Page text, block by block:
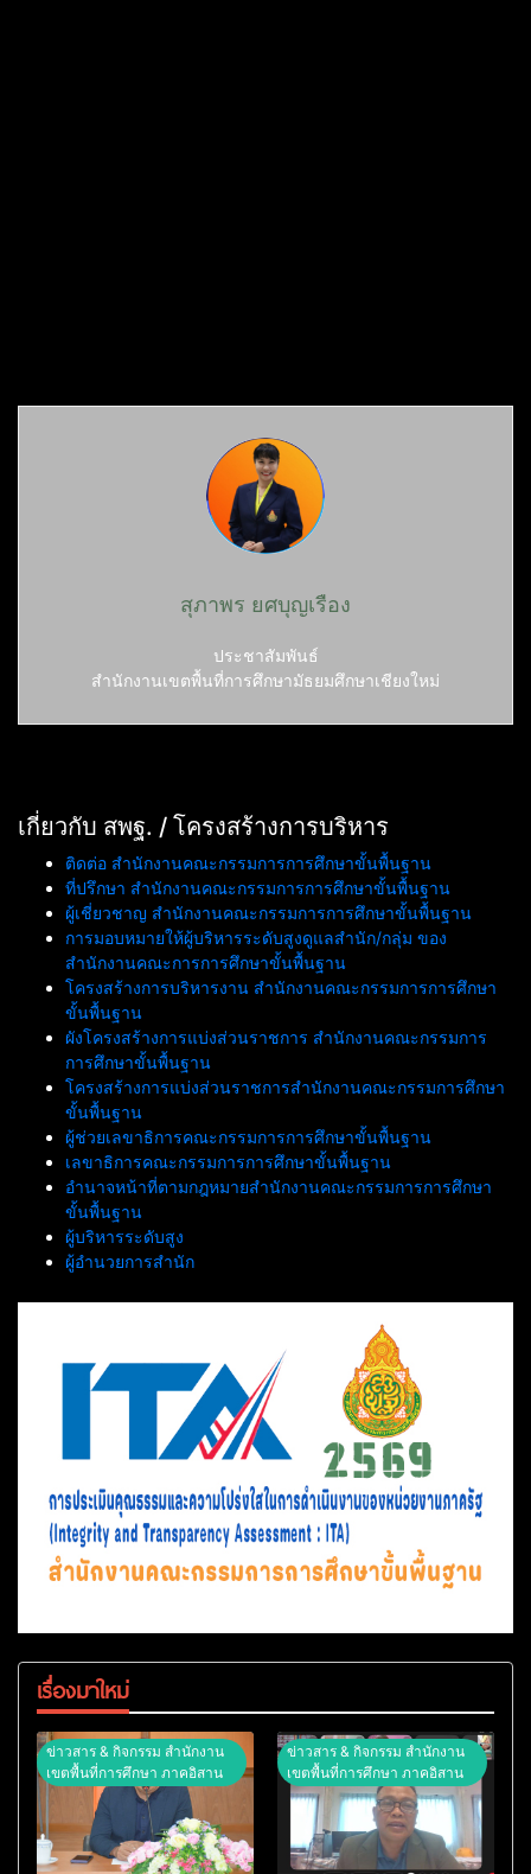
สุภาพร ยศบุญเรือง
ประชาสัมพันธ์
สำนักงานเขตพื้นที่การศึกษามัธยมศึกษาเชียงใหม่
เกี่ยวกับ สพฐ. / โครงสร้างการบริหาร
ติดต่อ สำนักงานคณะกรรมการการศึกษาขั้นพื้นฐาน
ที่ปรึกษา สำนักงานคณะกรรมการการศึกษาขั้นพื้นฐาน
ผู้เชี่ยวชาญ สำนักงานคณะกรรมการการศึกษาขั้นพื้นฐาน
การมอบหมายให้ผู้บริหารระดับสูงดูแลสำนัก/กลุ่ม ของ
สำนักงานคณะการการศึกษาขั้นพื้นฐาน
โครงสร้างการบริหารงาน สำนักงานคณะกรรมการการศึกษา
ขั้นพื้นฐาน
ผังโครงสร้างการแบ่งส่วนราชการ สำนักงานคณะกรรมการ
การศึกษาขั้นพื้นฐาน
โครงสร้างการแบ่งส่วนราชการสำนักงานคณะกรรมการศึกษา
ขั้นพื้นฐาน
ผู้ช่วยเลขาธิการคณะกรรมการการศึกษาขั้นพื้นฐาน
เลขาธิการคณะกรรมการการศึกษาขั้นพื้นฐาน
อำนาจหน้าที่ตามกฎหมายสำนักงานคณะกรรมการการศึกษา
ขั้นพื้นฐาน
ผู้บริหารระดับสูง
ผู้อำนวยการสำนัก
เรื่องมาใหม่
ข่าวสาร & กิจกรรม สำนักงาน
เขตพื้นที่การศึกษา ภาคอิสาน
ข่าวสาร & กิจกรรม สำนักงาน
เขตพื้นที่การศึกษา ภาคอิสาน